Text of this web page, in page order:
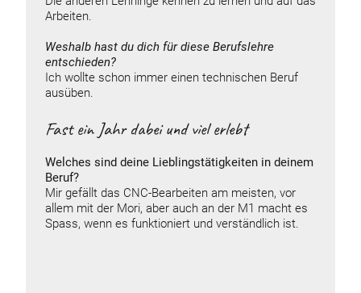
Arbeiten.
Weshalb hast du dich für diese Berufslehre
entschieden?
Ich wollte schon immer einen technischen Beruf
ausüben.
Fast ein Jahr dabei und viel erlebt
Welches sind deine Lieblingstätigkeiten in deinem
Beruf?
Mir gefällt das CNC-Bearbeiten am meisten, vor
allem mit der Mori, aber auch an der M1 macht es
Spass, wenn es funktioniert und verständlich ist.